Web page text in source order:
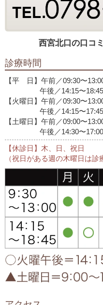
西宮北口の口コ
診療時間
【平 日】午前／09:30〜
午後／14:15〜18:45
【火曜日】午前／09:30〜
午後／14:15〜17:45
【土曜日】午前／09:00〜
午後／14:30〜17:00
【休診日】木、日、祝日
（祝日がある週の木曜日は診